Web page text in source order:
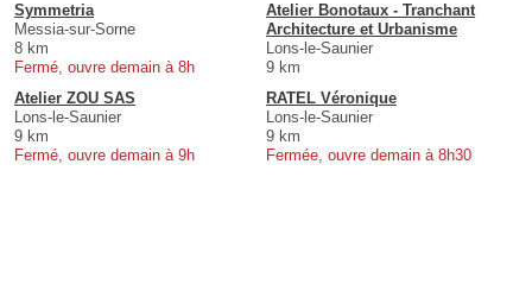
Symmetria
Messia-sur-Sorne
8 km
Fermé, ouvre demain à 8h
Atelier Bonotaux - Tranchant
Architecture et Urbanisme
Lons-le-Saunier
9 km
Atelier ZOU SAS
Lons-le-Saunier
9 km
Fermé, ouvre demain à 9h
RATEL Véronique
Lons-le-Saunier
9 km
Fermée, ouvre demain à 8h30